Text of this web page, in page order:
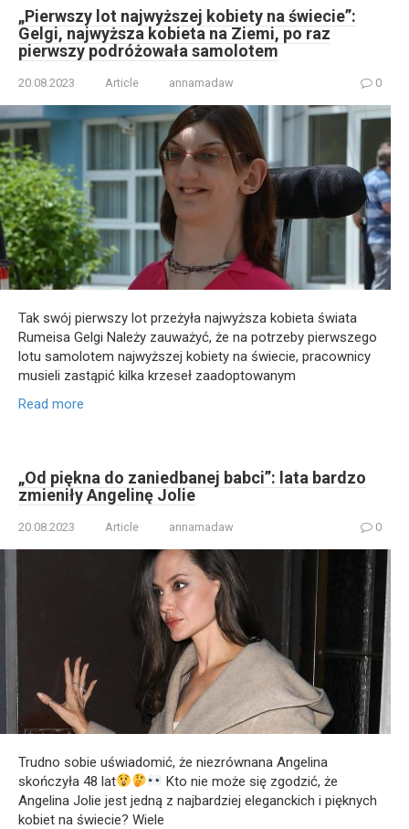
„Pierwszy lot najwyższej kobiety na świecie”:
Gelgi, najwyższa kobieta na Ziemi, po raz
pierwszy podróżowała samolotem
20.08.2023 Article annamadaw 0
Tak swój pierwszy lot przeżyła najwyższa kobieta świata
Rumeisa Gelgi Należy zauważyć, że na potrzeby pierwszego
lotu samolotem najwyższej kobiety na świecie, pracownicy
musieli zastąpić kilka krzeseł zaadoptowanym
Read more
„Od piękna do zaniedbanej babci”: lata bardzo
zmieniły Angelinę Jolie
20.08.2023 Article annamadaw 0
Trudno sobie uświadomić, że niezrównana Angelina
skończyła 48 lat
Kto nie może się zgodzić, że
Angelina Jolie jest jedną z najbardziej eleganckich i pięknych
kobiet na świecie? Wiele